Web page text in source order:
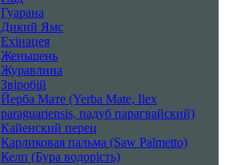
Гуарана
Дикий Ямс
Ехінацея
Женьшень
Журавлина
Звіробій
Йерба Мате (Yerba Mate, Ilex
paraguariensis, падуб парагвайский)
Кайенский перец
Карликовая пальма (Saw Palmetto)
Келп (Бура водорість)